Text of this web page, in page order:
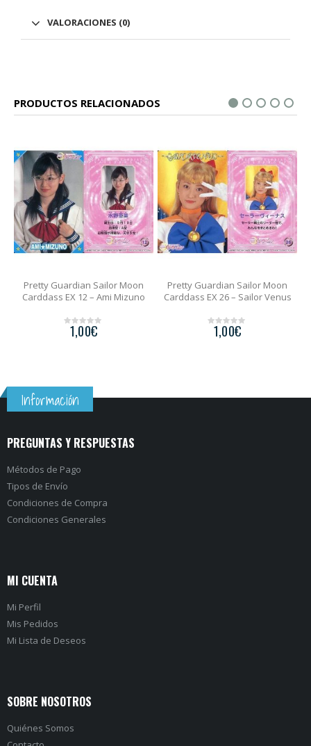
VALORACIONES (0)
PRODUCTOS RELACIONADOS
Pretty Guardian Sailor Moon
Carddass EX 12 – Ami Mizuno
1,00€
Pretty Guardian Sailor Moon
Carddass EX 26 – Sailor Venus
1,00€
Información
PREGUNTAS Y RESPUESTAS
Métodos de Pago
Tipos de Envío
Condiciones de Compra
Condiciones Generales
MI CUENTA
Mi Perfil
Mis Pedidos
Mi Lista de Deseos
SOBRE NOSOTROS
Quiénes Somos